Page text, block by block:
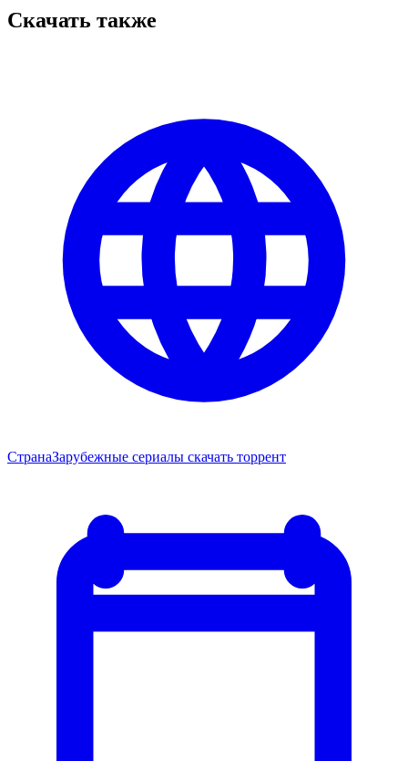
Скачать также
СтранаЗарубежные сериалы скачать торрент